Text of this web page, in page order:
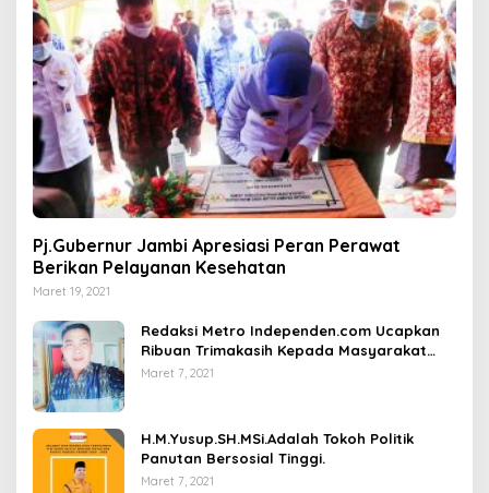
Pj.Gubernur Jambi Apresiasi Peran Perawat
Berikan Pelayanan Kesehatan
Maret 19, 2021
Redaksi Metro Independen.com Ucapkan
Ribuan Trimakasih Kepada Masyarakat
Pengunjung Dan Pembaca.
Maret 7, 2021
H.M.Yusup.SH.MSi.Adalah Tokoh Politik
Panutan Bersosial Tinggi.
Maret 7, 2021